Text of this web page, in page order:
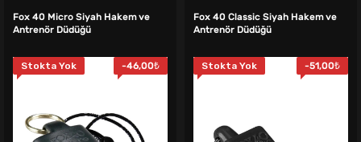
Fox 40 Micro Siyah Hakem ve
Antrenör Düdüğü
Stokta Yok -46,00₺
Fox 40 Classic Siyah Hakem ve
Antrenör Düdüğü
Stokta Yok -51,00₺